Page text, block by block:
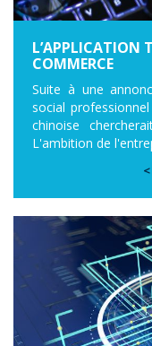
L’APPLICATION
COMMERCE
Suite à une
social
chinoise
L'ambition de